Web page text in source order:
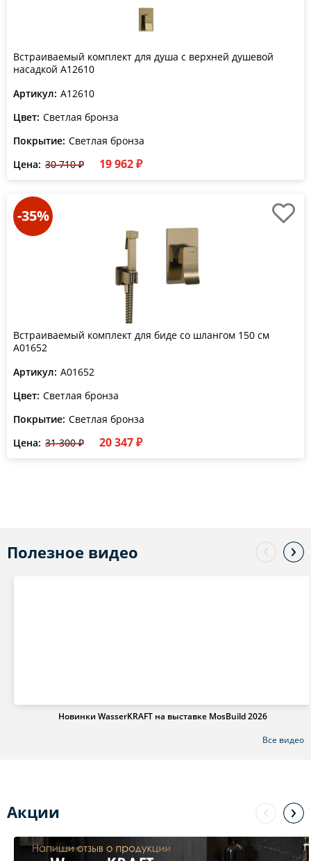
Встраиваемый комплект для душа с верхней душевой
насадкой A12610
Артикул: A12610
Цвет: Светлая бронза
Покрытие: Светлая бронза
Цена: 30 710 ₽ 19 962 ₽
-35%
Встраиваемый комплект для биде со шлангом 150 см
A01652
Артикул: A01652
Цвет: Светлая бронза
Покрытие: Светлая бронза
Цена: 31 300 ₽ 20 347 ₽
Полезное видео
Новинки WasserKRAFT на выставке MosBuild 2026
Все видео
Акции